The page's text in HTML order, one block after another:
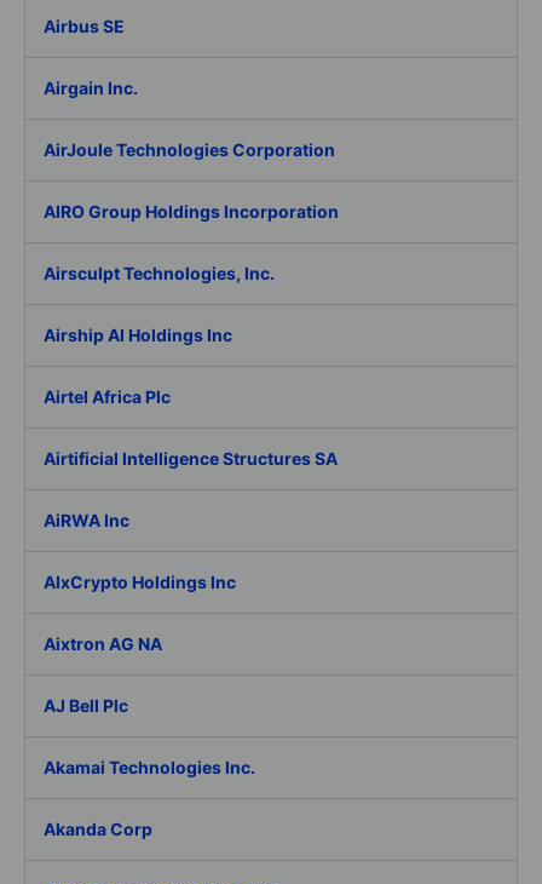
Airbus SE
Airgain Inc.
AirJoule Technologies Corporation
AIRO Group Holdings Incorporation
Airsculpt Technologies, Inc.
Airship AI Holdings Inc
Airtel Africa Plc
Airtificial Intelligence Structures SA
AiRWA Inc
AIxCrypto Holdings Inc
Aixtron AG NA
AJ Bell Plc
Akamai Technologies Inc.
Akanda Corp